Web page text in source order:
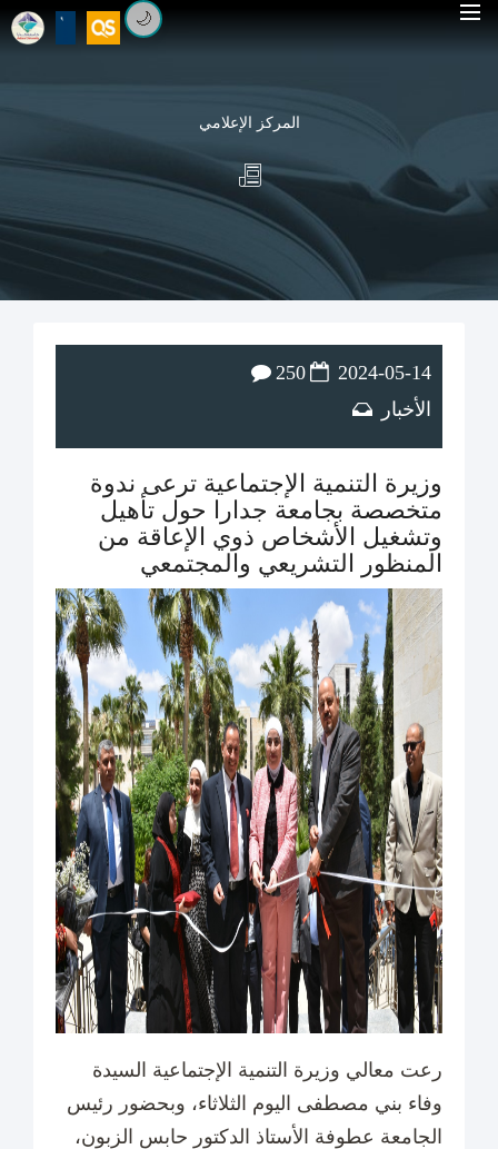
🌙
المركز الإعلامي
2024-05-14
الأخبار
250
وزيرة التنمية الإجتماعية ترعى ندوة
متخصصة بجامعة جدارا حول تأهيل
وتشغيل الأشخاص ذوي الإعاقة من
المنظور التشريعي والمجتمعي
رعت معالي وزيرة التنمية الإجتماعية السيدة
وفاء بني مصطفى اليوم الثلاثاء، وبحضور رئيس
الجامعة عطوفة الأستاذ الدكتور حابس الزبون،